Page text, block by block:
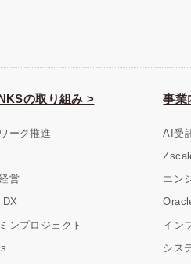
の取り組み >
ーク推進
営
DX
ンプロジェクト
事業
AI受
エン
イン
シス